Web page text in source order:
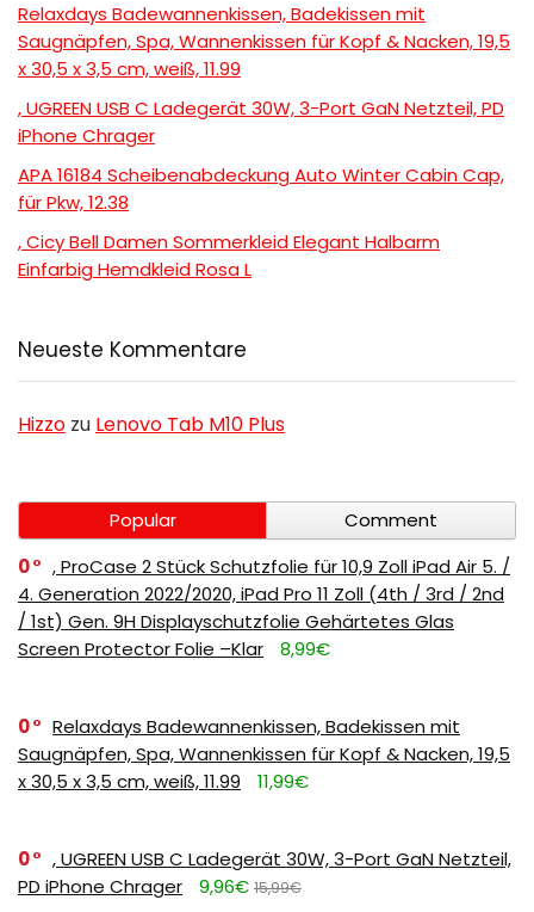
Relaxdays Badewannenkissen, Badekissen mit
Saugnäpfen, Spa, Wannenkissen für Kopf & Nacken, 19,5
x 30,5 x 3,5 cm, weiß, 11.99
, UGREEN USB C Ladegerät 30W, 3-Port GaN Netzteil, PD
iPhone Chrager
APA 16184 Scheibenabdeckung Auto Winter Cabin Cap,
für Pkw, 12.38
, Cicy Bell Damen Sommerkleid Elegant Halbarm
Einfarbig Hemdkleid Rosa L
Neueste Kommentare
Hizzo zu Lenovo Tab M10 Plus
Popular
Comment
0
, ProCase 2 Stück Schutzfolie für 10,9 Zoll iPad Air 5. /
4. Generation 2022/2020, iPad Pro 11 Zoll (4th / 3rd / 2nd
/ 1st) Gen. 9H Displayschutzfolie Gehärtetes Glas
Screen Protector Folie –Klar
8,99€
0
Relaxdays Badewannenkissen, Badekissen mit
Saugnäpfen, Spa, Wannenkissen für Kopf & Nacken, 19,5
x 30,5 x 3,5 cm, weiß, 11.99
11,99€
0
, UGREEN USB C Ladegerät 30W, 3-Port GaN Netzteil,
PD iPhone Chrager
9,96€ 15,99€